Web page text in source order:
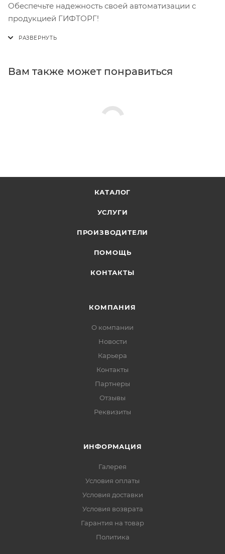
Обеспечьте надежность своей автоматизации с
продукцией ГИФТОРГ!
Вам также может понравиться
КАТАЛОГ
УСЛУГИ
ПРОИЗВОДИТЕЛИ
ПОМОЩЬ
КОНТАКТЫ
КОМПАНИЯ
О компании
Новости
Карьера
Контакты
Партнеры
Отзывы
Реквизиты
ИНФОРМАЦИЯ
Галерея
Условия оплаты
Условия доставки
Условия возврата
Гарантия на товар
Политика